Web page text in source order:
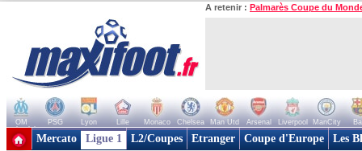
A retenir : Palmarès Coupe du
OM PSG Lyon Lille Monaco Chelsea Man Utd Arsenal Liverpool ManCity
+ de clubs
Mercato Ligue 1 L2/Coupes Etranger Coupe d'Europe Les